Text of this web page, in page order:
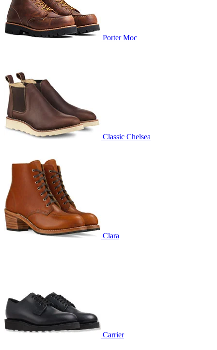
Porter Moc
Classic Chelsea
Clara
Carrier